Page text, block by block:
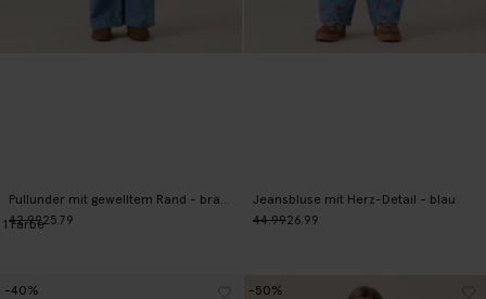
42.9925.79
1Farbe
Jeansbluse mit Herz-Detail - blau
44.9926.99
-40% -50%